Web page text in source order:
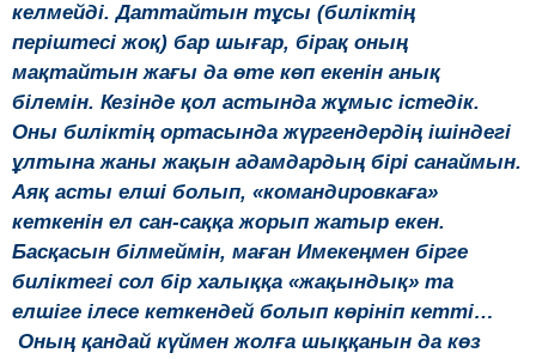
келмейді. Даттайтын тұсы (биліктің
періштесі жоқ) бар шығар, бірақ оның
мақтайтын жағы да өте көп екенін анық
білемін. Кезінде қол астында жұмыс істедік.
Оны биліктің ортасында жүргендердің ішіндегі
ұлтына жаны жақын адамдардың бірі санаймын.
Аяқ асты елші болып, «командировкаға»
кеткенін ел сан-cаққа жорып жатыр екен.
Басқасын білмеймін, маған Имекеңмен бірге
биліктегі сол бір халыққа «жақындық» та
елшіге ілесе кеткендей болып көрініп кетті…
Оның қандай күймен жолға шыққанын да көз